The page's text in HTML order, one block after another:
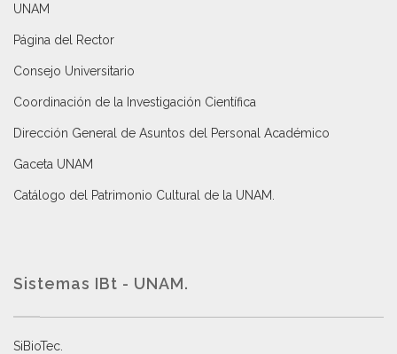
UNAM
Página del Rector
Consejo Universitario
Coordinación de la Investigación Científica
Dirección General de Asuntos del Personal Académico
Gaceta UNAM
Catálogo del Patrimonio Cultural de la UNAM.
Sistemas IBt - UNAM.
SiBioTec